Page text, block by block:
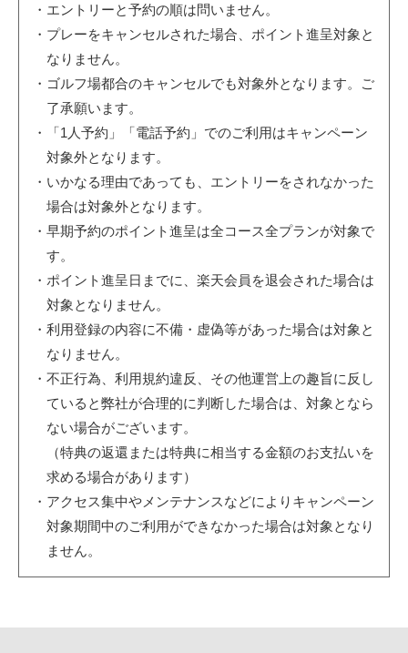
・エントリーと予約の順は問いません。
・プレーをキャンセルされた場合、ポイント進呈対象と
なりません。
・ゴルフ場都合のキャンセルでも対象外となります。ご
了承願います。
・「1人予約」「電話予約」でのご利用はキャンペーン
対象外となります。
・いかなる理由であっても、エントリーをされなかった
場合は対象外となります。
・早期予約のポイント進呈は全コース全プランが対象で
す。
・ポイント進呈日までに、楽天会員を退会された場合は
対象となりません。
・利用登録の内容に不備・虚偽等があった場合は対象と
なりません。
・不正行為、利用規約違反、その他運営上の趣旨に反し
ていると弊社が合理的に判断した場合は、対象となら
ない場合がございます。
（特典の返還または特典に相当する金額のお支払いを
求める場合があります）
・アクセス集中やメンテナンスなどによりキャンペーン
対象期間中のご利用ができなかった場合は対象となり
ません。